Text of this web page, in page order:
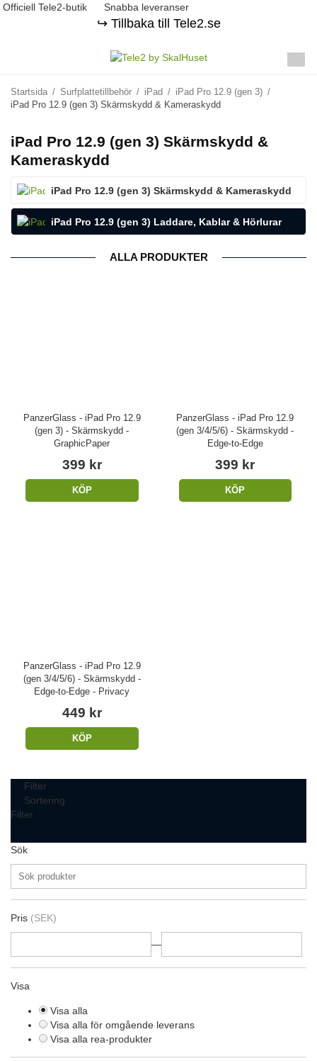
Officiell Tele2-butik Snabba leveranser
↪️ Tillbaka till Tele2.se
Startsida / Surfplattetillbehör / iPad / iPad Pro 12.9 (gen 3) /
iPad Pro 12.9 (gen 3) Skärmskydd & Kameraskydd
iPad Pro 12.9 (gen 3) Skärmskydd &
Kameraskydd
iPad Pro 12.9 (gen 3) Skärmskydd & Kameraskydd
iPad Pro 12.9 (gen 3) Laddare, Kablar & Hörlurar
ALLA PRODUKTER
PanzerGlass - iPad Pro 12.9
(gen 3) - Skärmskydd -
GraphicPaper
399 kr
KÖP
PanzerGlass - iPad Pro 12.9
(gen 3/4/5/6) - Skärmskydd -
Edge-to-Edge
399 kr
KÖP
PanzerGlass - iPad Pro 12.9
(gen 3/4/5/6) - Skärmskydd -
Edge-to-Edge - Privacy
449 kr
KÖP
Filter
Sortering
Filter
Sök
Pris (SEK)
—
Visa
Visa alla
Visa alla för omgående leverans
Visa alla rea-produkter